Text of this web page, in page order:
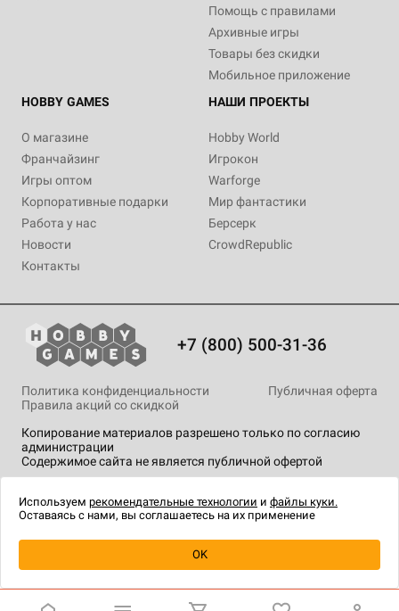
Уведомить о наличии
Помощь с правилами
Архивные игры
Товары без скидки
Мобильное приложение
HOBBY GAMES
О магазине
Франчайзинг
Игры оптом
Корпоративные подарки
Работа у нас
Новости
Контакты
НАШИ ПРОЕКТЫ
Hobby World
Игрокон
Warforge
Мир фантастики
Берсерк
CrowdRepublic
+7 (800) 500-31-36
Копирование материалов разрешено только по согласию
администрации
Содержимое сайта не является публичной офертой
Политика конфиденциальности
Публичная оферта
Правила акций со скидкой
технологии.
Используем рекомендательные технологии и файлы куки.
Оставаясь с нами, вы соглашаетесь на их применение
OK